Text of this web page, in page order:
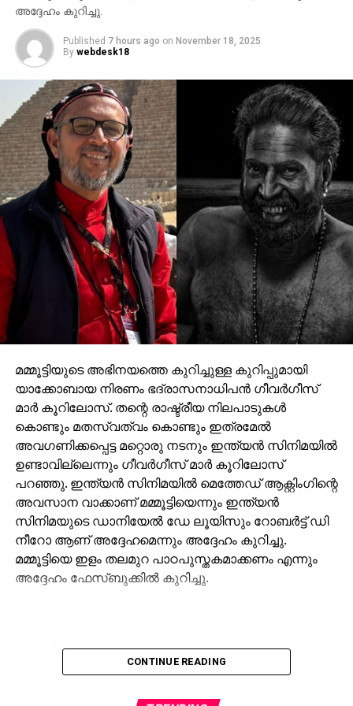
അദ്ദേഹം കുറിച്ചു.
Published 7 hours ago on November 18, 2025
By webdesk18
മമ്മൂട്ടിയുടെ അഭിനയത്തെ കുറിച്ചുള്ള കുറിപ്പുമായി
യാക്കോബായ നിരണം ഭദ്രാസനാധിപന്‍ ഗീവര്‍ഗീസ്
മാര്‍ കൂറിലോസ്. തന്റെ രാഷ്ട്രീയ നിലപാടുകള്‍
കൊണ്ടും മതസ്വത്വം കൊണ്ടും ഇത്രമേല്‍
അവഗണിക്കപ്പെട്ട മറ്റൊരു നടനും ഇന്ത്യന്‍ സിനിമയില്‍
ഉണ്ടാവില്ലെന്നും ഗീവര്‍ഗീസ് മാര്‍ കൂറിലോസ്
പറഞ്ഞു. ഇന്ത്യന്‍ സിനിമയില്‍ മെത്തേഡ് ആക്റ്റിംഗിന്റെ
അവസാന വാക്കാണ് മമ്മൂട്ടിയെന്നും ഇന്ത്യന്‍
സിനിമയുടെ ഡാനിയേല്‍ ഡേ ലൂയിസും റോബര്‍ട്ട് ഡി
നീറോ ആണ് അദ്ദേഹമെന്നും അദ്ദേഹം കുറിച്ചു.
മമ്മൂട്ടിയെ ഇളം തലമുറ പാഠപുസ്തകമാക്കണം എന്നും
അദ്ദേഹം ഫേസ്ബുക്കില്‍ കുറിച്ചു.
ഫേസ്ബുക്ക് പോസ്റ്റിന്റെ പൂർണരൂപം:
CONTINUE READING